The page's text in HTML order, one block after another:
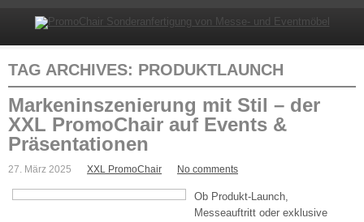
TAG ARCHIVES: PRODUKTLAUNCH
Markeninszenierung mit Stil – der
XXL PromoChair auf Events &
Präsentationen
27. März 2025 XXL PromoChair No comments
Ob Produkt-Launch,
Messeauftritt oder exklusive